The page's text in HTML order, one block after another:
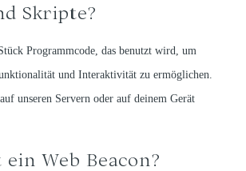
Skripte?
Programmcode, das benutzt wird, um
und Interaktivität zu ermöglichen.
unseren Servern oder auf deinem Gerät
ein Web Beacon?